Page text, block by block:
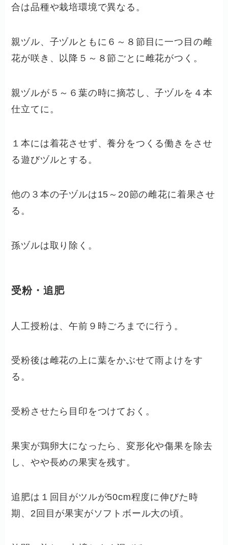
合は品種や栽培環境で異なる。
親ヅル、子ヅルともに６～８節目に一つ目の雌
花が咲き、以降５～８節ごとに雌花がつく。
親ヅルが５～６葉の時に摘芯し、子ヅルを４本
仕立てに。
１本には着花させず、養分をつくる働きをさせ
る遊びヅルとする。
他の３本の子ヅルは15～20節の雌花に着果させ
る。
孫ヅルは取り除く。
受粉・追肥
人工授粉は、午前９時ごろまでに行う。
受粉後は雌花の上に葉をかぶせて雨よけをす
る。
受粉させたら目印をつけておく。
果実が鶏卵大になったら、変形化や傷果を除去
し、やや長めの果実を残す。
追肥は１回目がツルが50cm程度に伸びた時
期、2回目が果実がソフトボール大の頃。